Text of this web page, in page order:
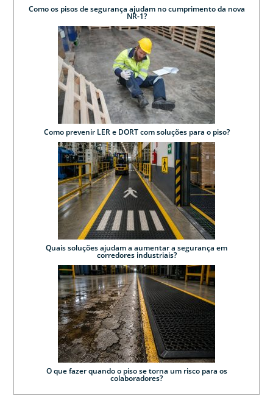
Como os pisos de segurança ajudam no cumprimento da nova
NR-1?
Como prevenir LER e DORT com soluções para o piso?
Quais soluções ajudam a aumentar a segurança em
corredores industriais?
O que fazer quando o piso se torna um risco para os
colaboradores?